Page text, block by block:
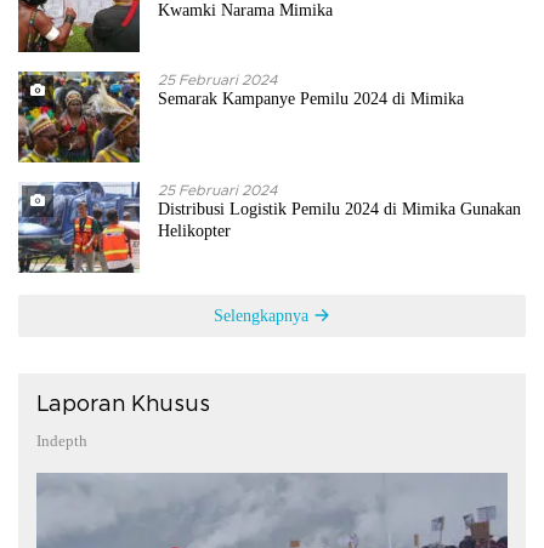
Kwamki Narama Mimika
25 Februari 2024
Semarak Kampanye Pemilu 2024 di Mimika
25 Februari 2024
Distribusi Logistik Pemilu 2024 di Mimika Gunakan
Helikopter
Selengkapnya
Laporan Khusus
Indepth